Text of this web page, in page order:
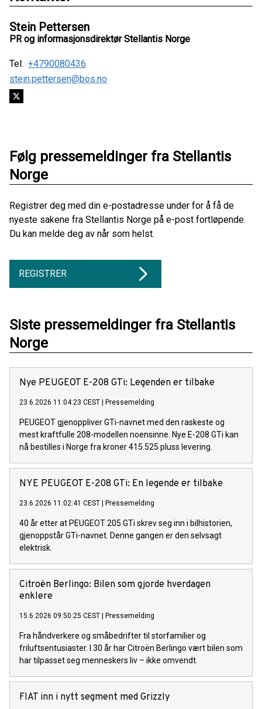
Stein Pettersen
PR og informasjonsdirektør Stellantis Norge
Tel: +4790080436
stein.pettersen@bos.no
Følg pressemeldinger fra Stellantis
Norge
Registrer deg med din e-postadresse under for å få de
nyeste sakene fra Stellantis Norge på e-post fortløpende.
Du kan melde deg av når som helst.
REGISTRER
Siste pressemeldinger fra Stellantis
Norge
Nye PEUGEOT E-208 GTi: Legenden er tilbake
23.6.2026 11:04:23 CEST Pressemelding
PEUGEOT gjenoppliver GTi-navnet med den raskeste og
mest kraftfulle 208-modellen noensinne. Nye E-208 GTi kan
nå bestilles i Norge fra kroner 415.525 pluss levering.
NYE PEUGEOT E-208 GTi: En legende er tilbake
23.6.2026 11:02:41 CEST Pressemelding
40 år etter at PEUGEOT 205 GTi skrev seg inn i bilhistorien,
gjenoppstår GTi-navnet. Denne gangen er den selvsagt
elektrisk.
Citroën Berlingo: Bilen som gjorde hverdagen
enklere
15.6.2026 09:50:25 CEST Pressemelding
Fra håndverkere og småbedrifter til storfamilier og
friluftsentusiaster. I 30 år har Citroën Berlingo vært bilen som
har tilpasset seg menneskers liv – ikke omvendt.
FIAT inn i nytt segment med Grizzly